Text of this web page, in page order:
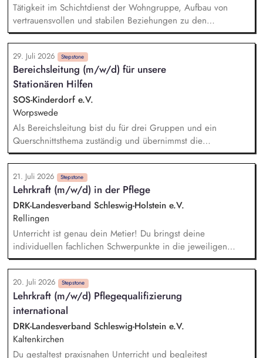
Tätigkeit im Schichtdienst der Wohngruppe, Aufbau von
vertrauensvollen und stabilen Beziehungen zu den
Bewohnenden, Begleitung der Bewohnenden auf dem Weg
in eine eigenverantwortliche Lebensgestaltung, Unterstützung
bei der schulischen und beruflichen Perspektivplanung,
Unterstützung und Beratung in akuten Krisen- und
Belastungssituationen, Begleitung in psychischen und
physischen Gesundheitsfragen, Alltagsgestaltung in der
Gruppe, sowie freizeitpädagogische Angebote,
Fallbesprechungen im Team und Bezugsbetreuer:innen
Tätigkeiten, Dokumentation und Berichtswesen
29. Juli 2026 Stepstone
Bereichsleitung (m/w/d) für unsere
Stationären Hilfen
SOS-Kinderdorf e.V.
Worpswede
Als Bereichsleitung bist du für drei Gruppen und ein
Querschnittsthema zuständig und übernimmst die
pädagogische, personelle sowie finanzielle Organisation
(Budget und Belegung), Koordination und Steuerung für
familienanaloge Angebote und Wohngruppen. Für die
Kinder und Jugendlichen in deinen Gruppen bist du für die
fall- und ergebnisorientierte Steuerung der pädagogischen
Schlüsselprozesse zuständig und begleitest diese bei ihrer
Entwicklung unter Beachtung des Sorgerechts und des
Herkunftssystems.
21. Juli 2026 Stepstone
Lehrkraft (m/w/d) in der Pflege
DRK-Landesverband Schleswig-Holstein e.V.
Rellingen
Unterricht ist genau dein Metier! Du bringst deine
individuellen fachlichen Schwerpunkte in die jeweiligen
Kompetenzbereiche ein und gestaltest dafür sowohl
theoretische als auch praktische Unterrichtseinheiten (bei
einem wöchentlichen Stundendeputat von 22 UE bei Vollzeit)
Optional: Sozialpädagogische Begleitung und Beratung von
Auszubildenden und Unterstützung bei persönlichen,
sozialen und schulischen Herausforderungen Du bist in
engem Austausch mit den Ausbildungsbetrieben und
unterstützt die Praxisanleitenden (m/w/d) bei der
20. Juli 2026 Stepstone
Lehrkraft (m/w/d) Pflegequalifizierung
international
DRK-Landesverband Schleswig-Holstein e.V.
Kaltenkirchen
Du gestaltest praxisnahen Unterricht und begleitest